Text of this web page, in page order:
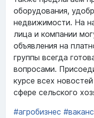
оборудования,
недвижимости. На
лица и компании
объявления на
группы всегда
вопросами.
курсе всех
сфере сельского
#агробизнес